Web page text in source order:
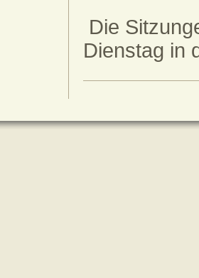
Die
Dienstag in